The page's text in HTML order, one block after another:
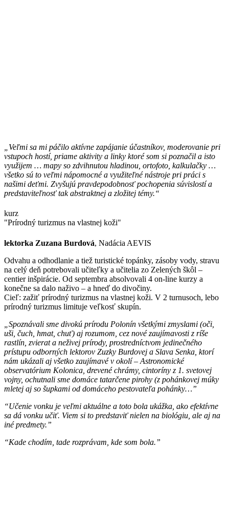
„Veľmi sa mi páčilo aktívne zapájanie účastníkov, moderovanie pri
vstupoch hostí, priame aktivity a linky ktoré som si poznačil a isto
využijem … mapy so zdvihnutou hladinou, ortofoto, kalkulačky …
všetko sú to veľmi nápomocné a využiteľné nástroje pri práci s
našimi deťmi. Zvyšujú pravdepodobnosť pochopenia súvislostí a
predstaviteľnosť tak abstraktnej a zložitej témy.“
kurz
"Prírodný turizmus na vlastnej koži"
lektorka Zuzana Burdová, Nadácia AEVIS
Odvahu a odhodlanie a tiež turistické topánky, zásoby vody, stravu
na celý deň potrebovali učiteľky a učitelia zo Zelených škôl –
centier inšpirácie. Od septembra absolvovali 4 on-line kurzy a
konečne sa dalo naživo – a hneď do divočiny.
Cieľ: zažiť prírodný turizmus na vlastnej koži. V 2 turnusoch, lebo
prírodný turizmus limituje veľkosť skupín.
„Spoznávali sme divokú prírodu Polonín všetkými zmyslami (oči,
uši, čuch, hmat, chuť) aj rozumom, cez nové zaujímavosti z ríše
rastlín, zvierat a neživej prírody, prostredníctvom jedinečného
prístupu odborných lektorov Zuzky Burdovej a Slava Senka, ktorí
nám ukázali aj všetko zaujímavé v okolí – Astronomické
observatórium Kolonica, drevené chrámy, cintoríny z 1. svetovej
vojny, ochutnali sme domáce tatarčene pirohy (z pohánkovej múky
mletej aj so šupkami od domáceho pestovateľa pohánky…”
“Učenie vonku je veľmi aktuálne a toto bola ukážka, ako efektívne
sa dá vonku učiť. Viem si to predstaviť nielen na biológiu, ale aj na
iné predmety.”
“Kade chodím, tade rozprávam, kde som bola.”